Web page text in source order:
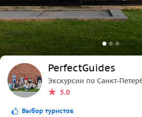
*При увеличении
время работы гида и водителя
расчёта за транспорт:
Автомобиль - 2000 р.
Минивэн - 2500 р.
Микроавтобус - 3000 р.
Автобус - 4500 р.
Для групп школьников к
добавляется 1500 р. за
подачу уведомления в ГИБДД.
PerfectGuides
Экскурсии по Санкт-
5.0
Выбор туристов